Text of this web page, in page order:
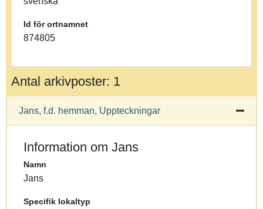
Id för ortnamnet
874805
Antal arkivposter: 1
Jans, f.d. hemman, Uppteckningar
Information om Jans
Namn
Jans
Specifik lokaltyp